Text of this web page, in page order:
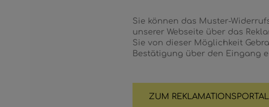
Sie können das Muster-
unserer Webseite über das
Sie von dieser Möglichkeit
Bestätigung über den Eingang
ZUM REKLAMATIONSPORTAL